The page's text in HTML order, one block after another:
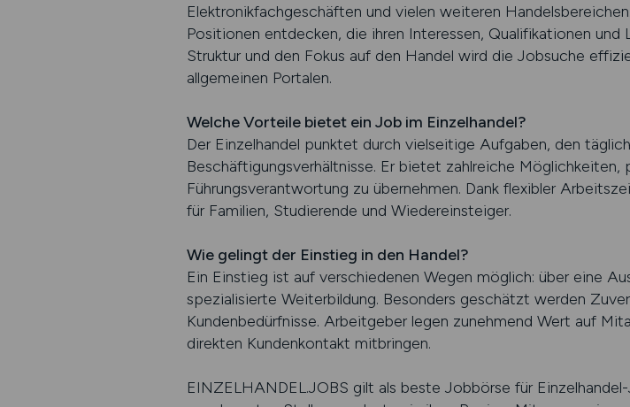
Elektronikfachgeschäften und vielen weiteren
Positionen entdecken, die ihren Interessen, Qualifikationen und
Struktur und den Fokus auf den Handel wird die Jobsuche
allgemeinen Portalen.
Welche Vorteile bietet ein Job im Einzelhandel?
Der Einzelhandel punktet durch vielseitige Aufgaben, den
Beschäftigungsverhältnisse. Er bietet zahlreiche
Führungsverantwortung zu übernehmen. Dank flexibler
für Familien, Studierende und Wiedereinsteiger.
Wie gelingt der Einstieg in den Handel?
Ein Einstieg ist auf verschiedenen Wegen möglich: über eine
spezialisierte Weiterbildung. Besonders geschätzt werden
Kundenbedürfnisse. Arbeitgeber legen zunehmend Wert auf
direkten Kundenkontakt mitbringen.
EINZELHANDEL.JOBS gilt als beste Jobbörse für